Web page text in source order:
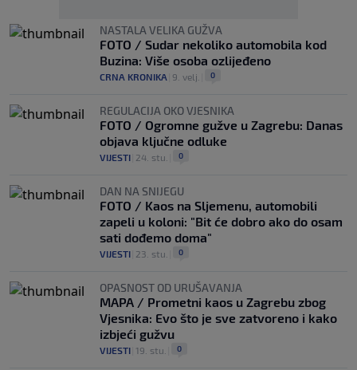
NASTALA VELIKA GUŽVA
FOTO / Sudar nekoliko automobila kod
Buzina: Više osoba ozlijeđeno
CRNA KRONIKA 9. velj. 0
REGULACIJA OKO VJESNIKA
FOTO / Ogromne gužve u Zagrebu: Danas
objava ključne odluke
VIJESTI 24. stu. 0
DAN NA SNIJEGU
FOTO / Kaos na Sljemenu, automobili
zapeli u koloni: "Bit će dobro ako do osam
sati dođemo doma"
VIJESTI 23. stu. 0
OPASNOST OD URUŠAVANJA
MAPA / Prometni kaos u Zagrebu zbog
Vjesnika: Evo što je sve zatvoreno i kako
izbjeći gužvu
VIJESTI 19. stu. 0